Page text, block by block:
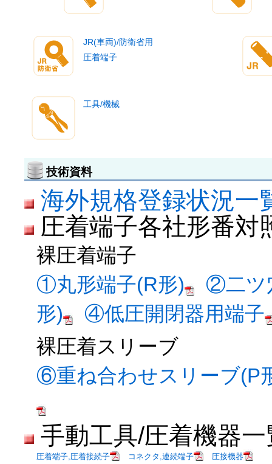
JR(車両)/防衛省用
圧着端子
工具/機械
技術資料
海外規格登録状況一
圧着端子各社形番対
裸圧着端子
①丸形端子(R形)
②二ツ
形)
④低圧開閉器用端子
裸圧着スリーブ
⑥重ね合わせスリーブ(P
手動工具/圧着機器一
圧着端子,圧着接続子 コネクタ,連続端子 圧接機器